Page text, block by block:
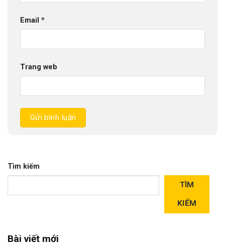
Email *
Trang web
Tìm kiếm
TÌM
KIẾM
Bài viết mới